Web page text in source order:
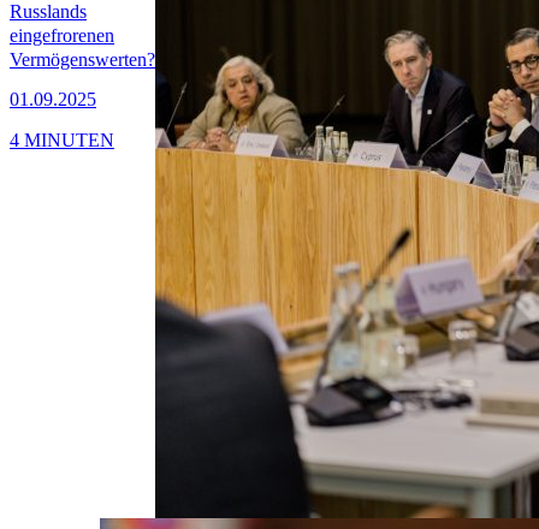
Russlands
eingefrorenen
Vermögenswerten?
01.09.2025
4 MINUTEN